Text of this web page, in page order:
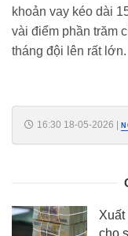
khoản vay kéo dài
vài điểm phần trăm
tháng đội lên rất lớn.
16:30 18-05-2026
Xuất
cho